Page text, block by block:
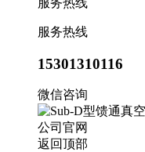
服务热线
15301310116
微信咨询
返回顶部